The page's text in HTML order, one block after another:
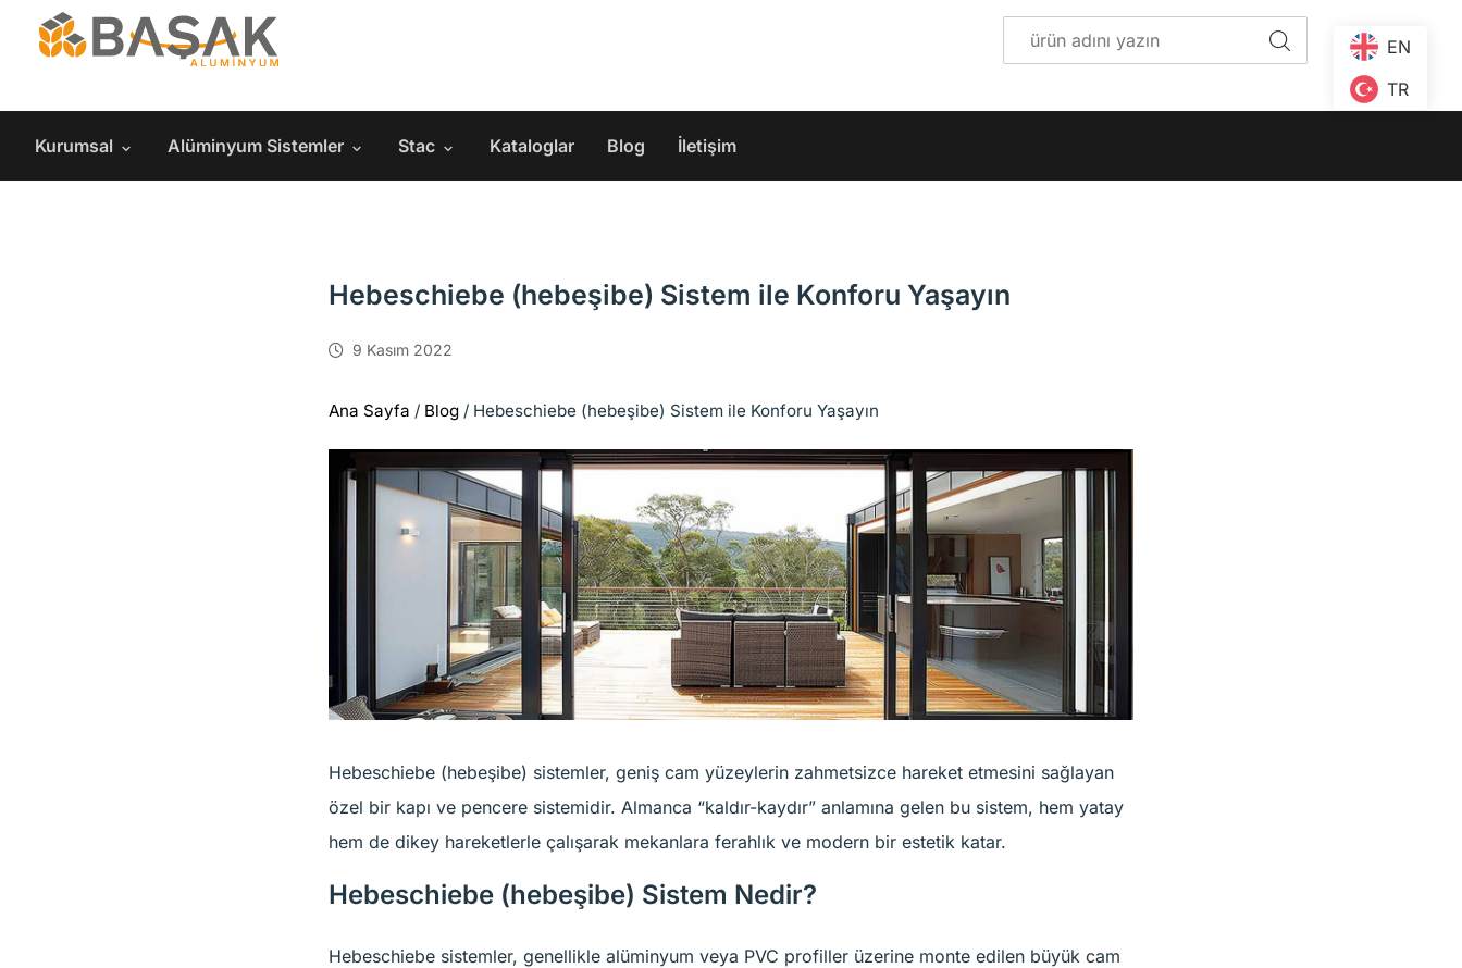
EN
TR
Kurumsal Alüminyum Sistemler Stac Kataloglar Blog İletişim
Hebeschiebe (hebeşibe) Sistem ile Konforu Yaşayın
9 Kasım 2022
Ana Sayfa / Blog/ Hebeschiebe (hebeşibe) Sistem ile Konforu Yaşayın
Hebeschiebe (hebeşibe) sistemler, geniş cam yüzeylerin zahmetsizce hareket etmesini sağlayan
özel bir kapı ve pencere sistemidir. Almanca “kaldır-kaydır” anlamına gelen bu sistem, hem yatay
hem de dikey hareketlerle çalışarak mekanlara ferahlık ve modern bir estetik katar.
Hebeschiebe (hebeşibe) Sistem Nedir?
Hebeschiebe sistemler, genellikle alüminyum veya PVC profiller üzerine monte edilen büyük cam